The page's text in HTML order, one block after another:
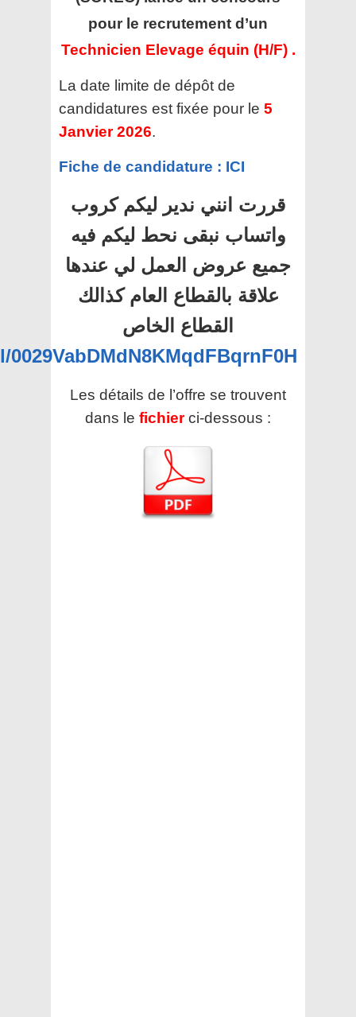
pour le recrutement d’un
Technicien Elevage équin (H/F) .
La date limite de dépôt de
candidatures est fixée pour le 5
Janvier 2026.
Fiche de candidature : ICI
قررت انني ندير ليكم كروب
واتساب نبقى نحط ليكم فيه
جميع عروض العمل لي عندها
علاقة بالقطاع العام كذالك
القطاع الخاص
Les détails de l’offre se trouvent
dans le fichier ci-dessous :